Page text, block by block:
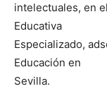
intelectuales, en
Educativa
Especializado,
Educación en
Sevilla.